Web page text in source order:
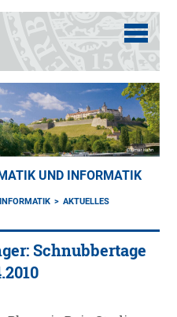
UND INFORMATIK
AKTUELLES
Schnubbertage